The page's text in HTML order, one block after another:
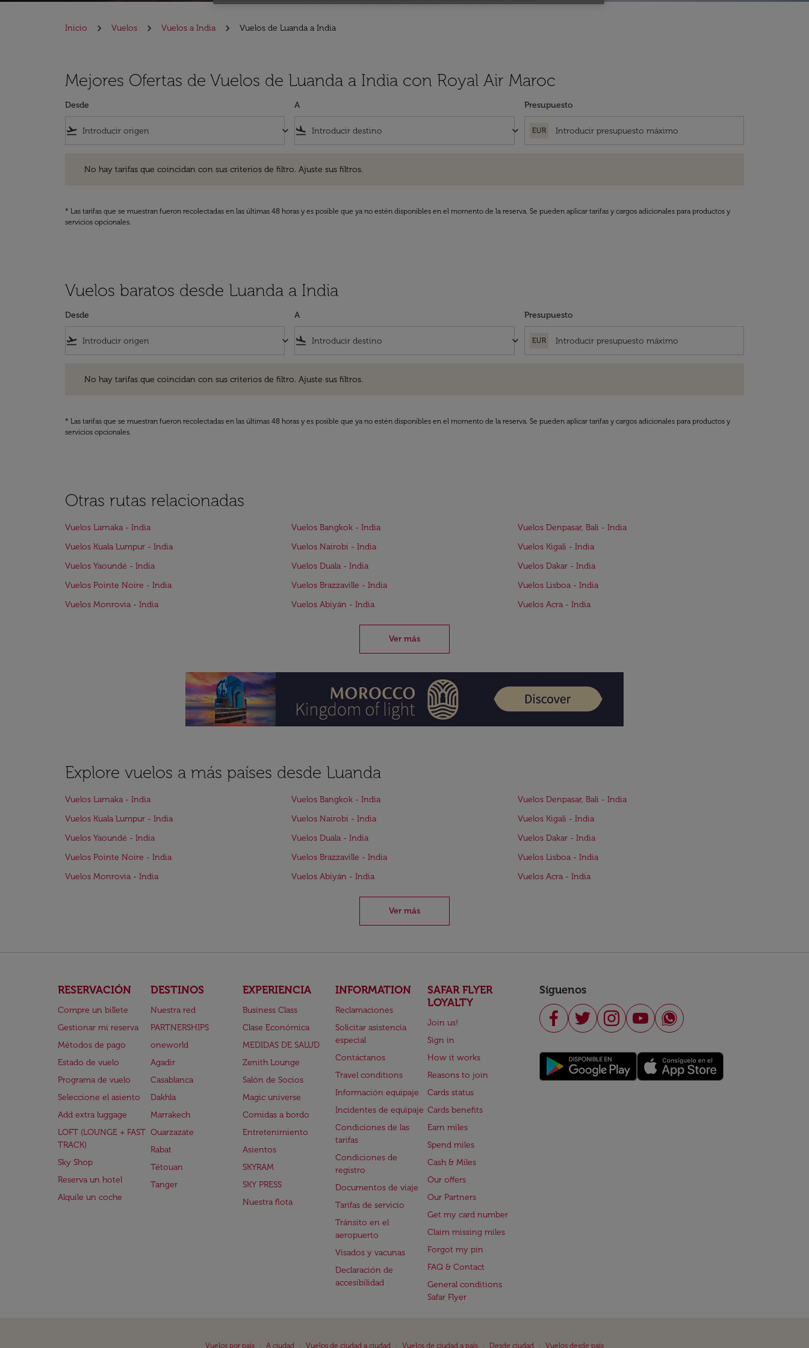
Inicio Vuelos Vuelos a India Vuelos de Luanda a India
Mejores Ofertas de Vuelos de Luanda a India con Royal Air Maroc
Desde
flight_takeoff keyboard_arrow_down
A
flight_land keyboard_arrow_down
Presupuesto
EUR
No hay tarifas que coincidan con sus criterios de filtro. Ajuste sus filtros.
* Las tarifas que se muestran fueron recolectadas en las últimas 48 horas y es posible que ya no estén disponibles en el momento de la reserva. Se pueden aplicar tarifas y cargos adicionales para productos y
servicios opcionales.
Vuelos baratos desde Luanda a India
Desde
flight_takeoff keyboard_arrow_down
A
flight_land keyboard_arrow_down
Presupuesto
EUR
No hay tarifas que coincidan con sus criterios de filtro. Ajuste sus filtros.
* Las tarifas que se muestran fueron recolectadas en las últimas 48 horas y es posible que ya no estén disponibles en el momento de la reserva. Se pueden aplicar tarifas y cargos adicionales para productos y
servicios opcionales.
Otras rutas relacionadas
Vuelos Larnaka - India Vuelos Bangkok - India
Vuelos Denpasar, Bali - India
Vuelos Kuala Lumpur - India
Vuelos Nairobi - India
Vuelos Kigali - India
Vuelos Yaoundé - India
Vuelos Duala - India
Vuelos Dakar - India
Vuelos Pointe Noire - India
Vuelos Brazzaville - India
Vuelos Lisboa - India
Vuelos Monrovia - India
Vuelos Abiyán - India Vuelos Acra - India
Ver más
Explore vuelos a más países desde Luanda
Vuelos Larnaka - India Vuelos Bangkok - India
Vuelos Denpasar, Bali - India
Vuelos Kuala Lumpur - India
Vuelos Nairobi - India
Vuelos Kigali - India
Vuelos Yaoundé - India
Vuelos Duala - India
Vuelos Dakar - India
Vuelos Pointe Noire - India
Vuelos Brazzaville - India
Vuelos Lisboa - India
Vuelos Monrovia - India
Vuelos Abiyán - India Vuelos Acra - India
Ver más
RESERVACIÓN
Compre un billete
Gestionar mi reserva
Métodos de pago
Estado de vuelo
Programa de vuelo
Seleccione el asiento
Add extra luggage
LOFT (LOUNGE + FAST
TRACK)
Sky Shop
Reserva un hotel
Alquile un coche
DESTINOS
Nuestra red
PARTNERSHIPS
oneworld
Agadir
Casablanca
Dakhla
Marrakech
Ouarzazate
Rabat
Tétouan
Tanger
EXPERIENCIA
Business Class
Clase Económica
MEDIDAS DE SALUD
Zenith Lounge
Salón de Socios
Magic universe
Comidas a bordo
Entretenimiento
Asientos
SKYRAM
SKY PRESS
Nuestra flota
INFORMATION
Reclamaciones
Solicitar asistencia
especial
Contáctanos
Travel conditions
Información equipaje
Incidentes de equipaje
Condiciones de las
tarifas
Condiciones de
registro
Documentos de viaje
Tarifas de servicio
Tránsito en el
aeropuerto
Visados y vacunas
Declaración de
accesibilidad
SAFAR FLYER
LOYALTY
Join us!
Sign in
How it works
Reasons to join
Cards status
Cards benefits
Earn miles
Spend miles
Cash & Miles
Our offers
Our Partners
Get my card number
Claim missing miles
Forgot my pin
FAQ & Contact
General conditions
Safar Flyer
Síguenos
Vuelos por país A ciudad Vuelos de ciudad a ciudad Vuelos de ciudad a país Desde ciudad Vuelos desde país